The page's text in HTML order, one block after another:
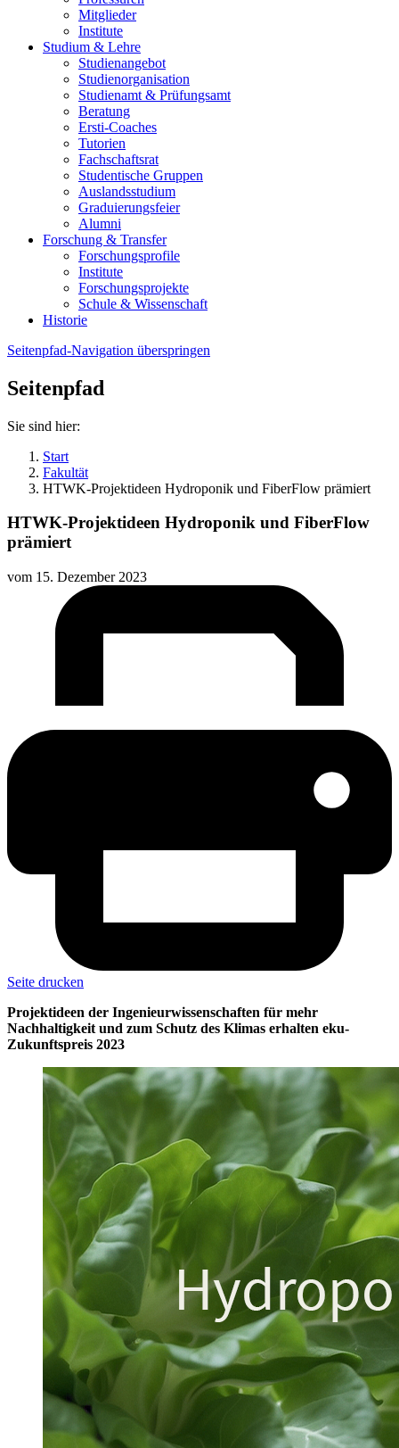
Mitglieder
Institute
Studium & Lehre
Studienangebot
Studienorganisation
Studienamt & Prüfungsamt
Beratung
Ersti-Coaches
Tutorien
Fachschaftsrat
Studentische Gruppen
Auslandsstudium
Graduierungsfeier
Alumni
Forschung & Transfer
Forschungsprofile
Institute
Forschungsprojekte
Schule & Wissenschaft
Historie
Seitenpfad-Navigation überspringen
Seitenpfad
Sie sind hier:
Start
Fakultät
HTWK-Projektideen Hydroponik und FiberFlow prämiert
HTWK-Projektideen Hydroponik und FiberFlow
prämiert
vom 15. Dezember 2023
Seite drucken
Projektideen der Ingenieurwissenschaften für mehr
Nachhaltigkeit und zum Schutz des Klimas erhalten eku-
Zukunftspreis 2023